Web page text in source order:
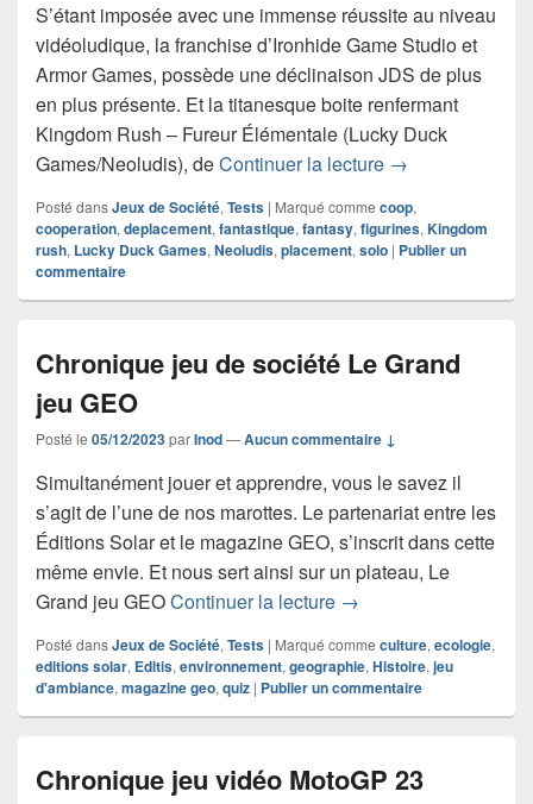
S’étant imposée avec une immense réussite au niveau
vidéoludique, la franchise d’Ironhide Game Studio et
Armor Games, possède une déclinaison JDS de plus
en plus présente. Et la titanesque boite renfermant
Kingdom Rush – Fureur Élémentale (Lucky Duck
Games/Neoludis), deContinuer la lecture Chronique jeu
→
Posté dansJeux de Société, Tests | Marqué comme coop,
cooperation, deplacement, fantastique, fantasy, figurines, Kingdom
rush, Lucky Duck Games, Neoludis, placement, solo | Publier un
commentaire
Chronique jeu de société Le Grand
jeu GEO
Posté le 05/12/2023parInod—Aucun commentaire ↓
Simultanément jouer et apprendre, vous le savez il
s’agit de l’une de nos marottes. Le partenariat entre les
Éditions Solar et le magazine GEO, s’inscrit dans cette
même envie. Et nous sert ainsi sur un plateau, Le
Grand jeu GEOContinuer la lecture Chronique jeu de
→
Posté dansJeux de Société, Tests | Marqué comme culture, ecologie,
editions solar, Editis, environnement, geographie, Histoire, jeu
d'ambiance, magazine geo, quiz | Publier un commentaire
Chronique jeu vidéo MotoGP 23